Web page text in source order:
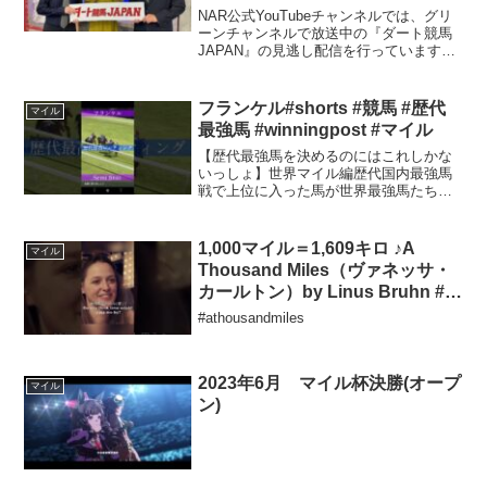
NAR公式YouTubeチャンネルでは、グリ
ーンチャンネルで放送中の『ダート競馬
JAPAN』の見逃し配信を行っています
20日（第123回）［今回の展望］鎌倉記
念...
マイル
フランケル#shorts #競馬 #歴代
最強馬 #winningpost #マイル
【歴代最強馬を決めるのにはこれしかな
いっしょ】世界マイル編歴代国内最強馬
戦で上位に入った馬が世界最強馬たちを
シップ』『ドンカスターマイル』『ジャ
ックルマロワ賞』『ムー...
マイル
1,000マイル＝1,609キロ ♪A
Thousand Miles（ヴァネッサ・
カールトン）by Linus Bruhn #洋
楽和訳 #オーディション #歌うま
#athousandmiles
マイル
2023年6月 マイル杯決勝(オープ
ン)